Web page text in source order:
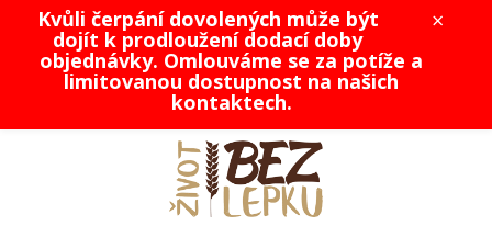
×
Kvůli čerpání dovolených může být
dojít k prodloužení dodací doby
objednávky. Omlouváme se za potíže a
limitovanou dostupnost na našich
kontaktech.